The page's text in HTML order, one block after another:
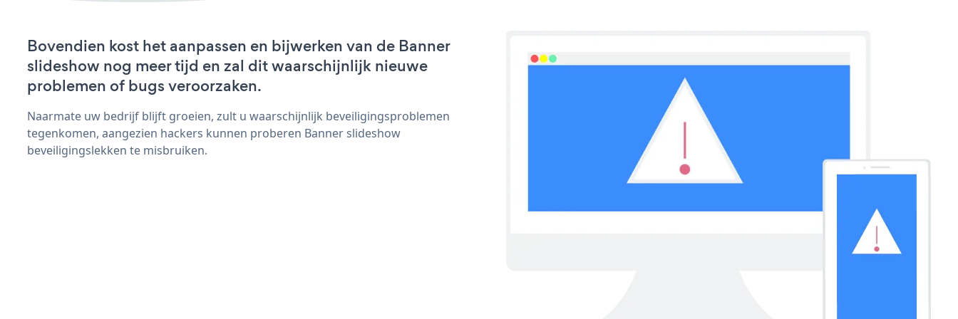
Bovendien kost het aanpassen en bijwerken van de Banner
slideshow nog meer tijd en zal dit waarschijnlijk nieuwe
problemen of bugs veroorzaken.
Naarmate uw bedrijf blijft groeien, zult u waarschijnlijk beveiligingsproblemen
tegenkomen, aangezien hackers kunnen proberen Banner slideshow
beveiligingslekken te misbruiken.